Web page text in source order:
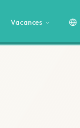
Vacances